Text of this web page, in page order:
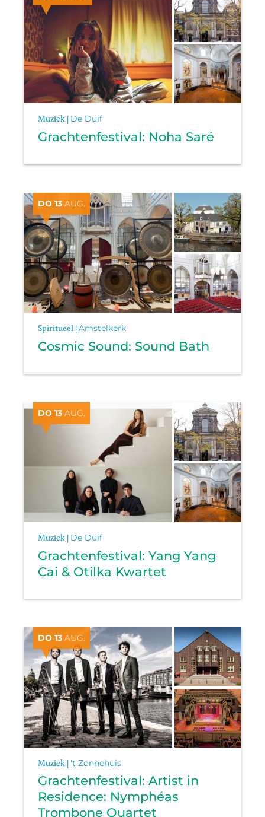
Muziek | De Duif
Grachtenfestival: Noha Saré
DO 13 AUG.
Spiritueel |Amstelkerk
Cosmic Sound: Sound Bath
DO 13 AUG.
Muziek | De Duif
Grachtenfestival: Yang Yang
Cai & Otilka Kwartet
DO 13 AUG.
Muziek | 't Zonnehuis
Grachtenfestival: Artist in
Residence: Nymphéas
Trombone Quartet